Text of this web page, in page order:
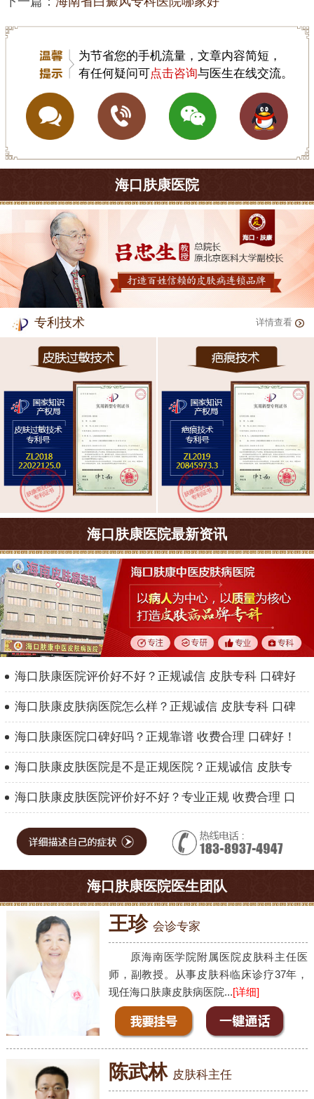
为节省您的手机流量，文章内容简短，
有任何疑问可点击咨询与医生在线交流。
海口肤康医院
专利技术 详情查看
海口肤康医院最新资讯
海口肤康医院评价好不好？正规诚信 皮肤专科 口碑好
海口肤康皮肤病医院怎么样？正规诚信 皮肤专科 口碑
海口肤康医院口碑好吗？正规靠谱 收费合理 口碑好！
海口肤康皮肤医院是不是正规医院？正规诚信 皮肤专
海口肤康皮肤医院评价好不好？专业正规 收费合理 口
海口肤康医院医生团队
王珍 会诊专家
原海南医学院附属医院皮肤科主任医
师，副教授。从事皮肤科临床诊疗37年，
现任海口肤康皮肤病医院...[详细]
陈武林 皮肤科主任